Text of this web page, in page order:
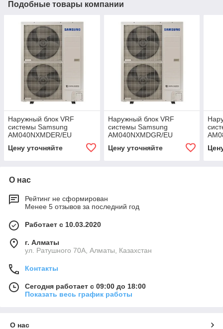
Подобные товары компании
Наружный блок VRF
системы Samsung
AM040NXMDER/EU
Цену уточняйте
Наружный блок VRF
системы Samsung
AM040NXMDGR/EU
Цену уточняйте
О нас
Рейтинг не сформирован
Менее 5 отзывов за последний год
Работает с 10.03.2020
г. Алматы
ул. Ратушного 70А, Алматы, Казахстан
Контакты
Сегодня работает с 09:00 до 18:00
Показать весь график работы
О нас